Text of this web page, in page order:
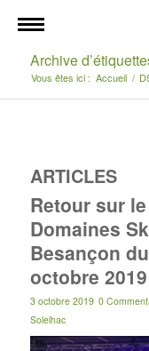
Archive
Vous êtes ici : Accueil /
ARTICLES
Retour sur
Domaines
Besançon
octobre 2019
3 octobre 2019 0
Solelhac